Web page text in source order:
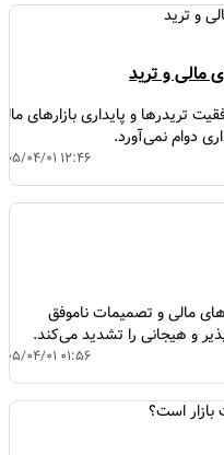
و ترید
و پایداری بازارهای مالی
نمی‌آورد.
۱۴۰۵/۰۴/۰۱ ۱۲:۴۶
مالی و تصمیمات ناموفق
و هیجانی را تشدید می‌کند.
۱۴۰۵/۰۴/۰۱ ۰۱:۵۶